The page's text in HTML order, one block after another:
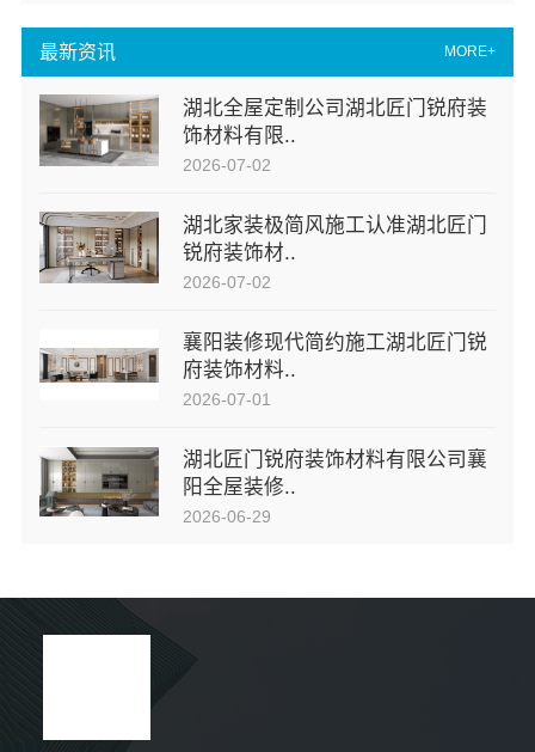
最新资讯 MORE+
湖北全屋定制公司湖北匠门锐府装
饰材料有限..
2026-07-02
湖北家装极简风施工认准湖北匠门
锐府装饰材..
2026-07-02
襄阳装修现代简约施工湖北匠门锐
府装饰材料..
2026-07-01
湖北匠门锐府装饰材料有限公司襄
阳全屋装修..
2026-06-29